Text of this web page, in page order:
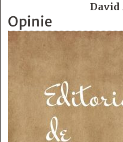
David
Opinie